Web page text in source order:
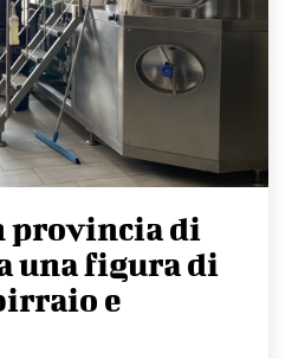
di
una figura di
e